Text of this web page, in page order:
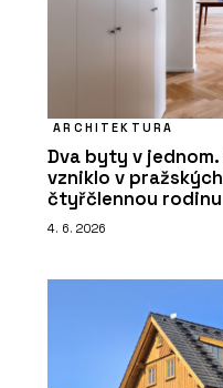
ARCHITEKTURA
Dva byty v
vzniklo v
čtyřčlennou rodinu
4. 6. 2026